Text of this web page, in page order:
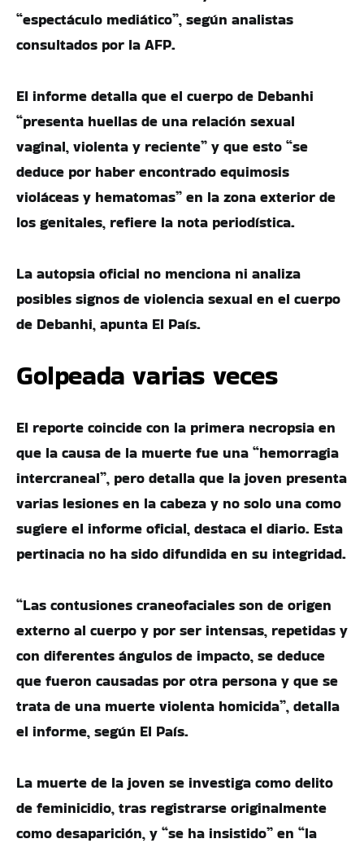
“espectáculo mediático”, según analistas
consultados por la AFP.
El informe detalla que el cuerpo de Debanhi
“presenta huellas de una relación sexual
vaginal, violenta y reciente” y que esto “se
deduce por haber encontrado equimosis
violáceas y hematomas” en la zona exterior de
los genitales, refiere la nota periodística.
La autopsia oficial no menciona ni analiza
posibles signos de violencia sexual en el cuerpo
de Debanhi, apunta El País.
Golpeada varias veces
El reporte coincide con la primera necropsia en
que la causa de la muerte fue una “hemorragia
intercraneal”, pero detalla que la joven presenta
varias lesiones en la cabeza y no solo una como
sugiere el informe oficial, destaca el diario. Esta
pertinacia no ha sido difundida en su integridad.
“Las contusiones craneofaciales son de origen
externo al cuerpo y por ser intensas, repetidas y
con diferentes ángulos de impacto, se deduce
que fueron causadas por otra persona y que se
trata de una muerte violenta homicida”, detalla
el informe, según El País.
La muerte de la joven se investiga como delito
de feminicidio, tras registrarse originalmente
como desaparición, y “se ha insistido” en “la